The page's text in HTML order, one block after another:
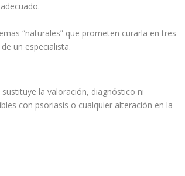
“naturales” que prometen curarla en tres
un especialista.
la valoración, diagnóstico ni
con psoriasis o cualquier alteración en la